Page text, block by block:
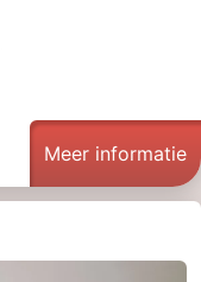
Meer informatie